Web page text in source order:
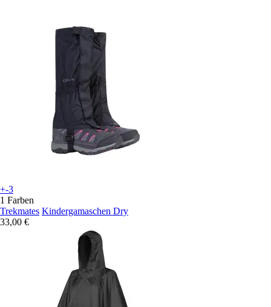
+-3
1 Farben
Trekmates Kindergamaschen Dry
33,00 €